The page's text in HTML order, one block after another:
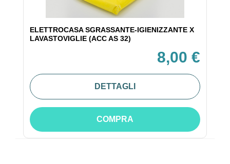
ELETTROCASA SGRASSANTE-IGIENIZZANTE X
LAVASTOVIGLIE (ACC AS 32)
8,00 €
DETTAGLI
COMPRA